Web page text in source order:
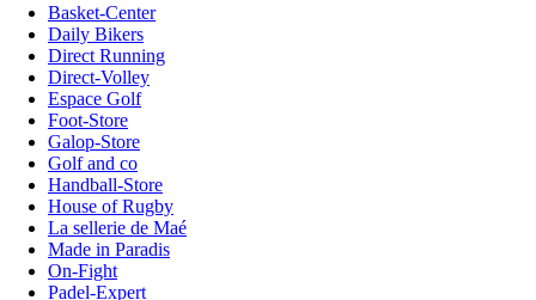
Basket-Center
Daily Bikers
Direct Running
Direct-Volley
Espace Golf
Foot-Store
Galop-Store
Golf and co
Handball-Store
House of Rugby
La sellerie de Maé
Made in Paradis
On-Fight
Padel-Expert